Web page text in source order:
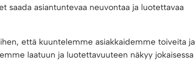
saada asiantuntevaa neuvontaa ja luotettavaa
että kuuntelemme asiakkaidemme toiveita ja
laatuun ja luotettavuuteen näkyy jokaisessa